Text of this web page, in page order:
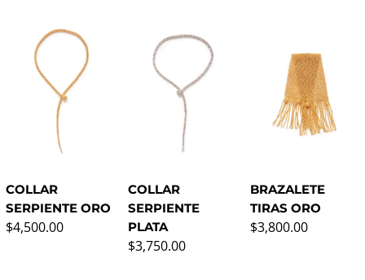
COLLAR
SERPIENTE ORO
Precio normal
$4,500.00
COLLAR
SERPIENTE
PLATA
Precio normal
$3,750.00
BRAZALETE
TIRAS ORO
Precio normal
$3,800.00